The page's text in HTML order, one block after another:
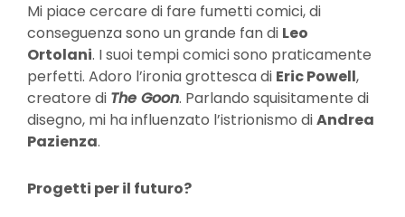
Mi piace cercare di fare fumetti comici, di
conseguenza sono un grande fan di Leo
Ortolani. I suoi tempi comici sono praticamente
perfetti. Adoro l’ironia grottesca di Eric Powell,
creatore di The Goon. Parlando squisitamente di
disegno, mi ha influenzato l’istrionismo diAndrea
Pazienza.
Progetti per il futuro?